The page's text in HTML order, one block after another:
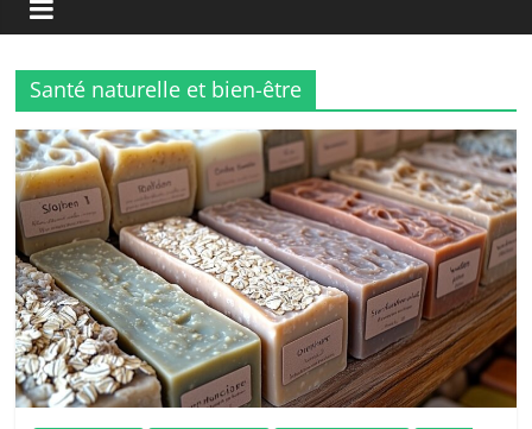
Santé naturelle et bien-être